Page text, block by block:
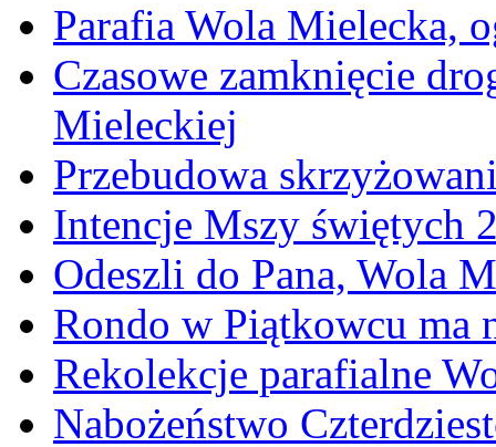
Parafia Wola Mielecka,
Czasowe zamknięcie
Mieleckiej
Przebudowa
Intencje Mszy świętych
Odeszli do Pana, Wola
Rondo w Piątkowcu ma
Rekolekcje parafialne
Nabożeństwo